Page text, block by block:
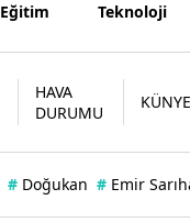
Eğitim Teknoloji
HAVA
DURUMU
KÜNYE
# Doğukan # Emir